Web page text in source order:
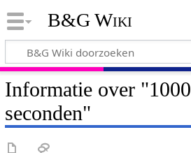
B&G Wiki
Informatie over "1000
seconden"